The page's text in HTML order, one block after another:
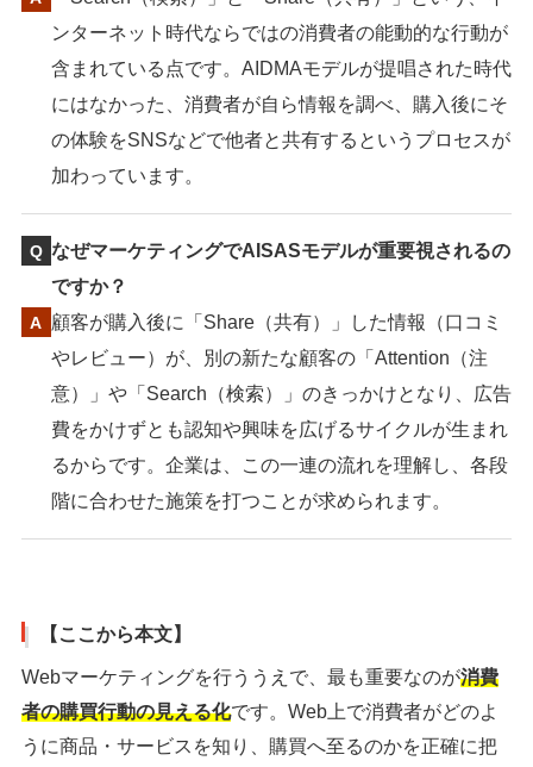
ンターネット時代ならではの消費者の能動的な行動が
含まれている点です。AIDMAモデルが提唱された時代
にはなかった、消費者が自ら情報を調べ、購入後にそ
の体験をSNSなどで他者と共有するというプロセスが
加わっています。
なぜマーケティングでAISASモデルが重要視されるの
ですか？
顧客が購入後に「Share（共有）」した情報（口コミ
やレビュー）が、別の新たな顧客の「Attention（注
意）」や「Search（検索）」のきっかけとなり、広告
費をかけずとも認知や興味を広げるサイクルが生まれ
るからです。企業は、この一連の流れを理解し、各段
階に合わせた施策を打つことが求められます。
【ここから本文】
Webマーケティングを行ううえで、最も重要なのが消費
者の購買行動の見える化です。Web上で消費者がどのよ
うに商品・サービスを知り、購買へ至るのかを正確に把